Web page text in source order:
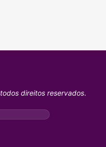
todos direitos reservados.